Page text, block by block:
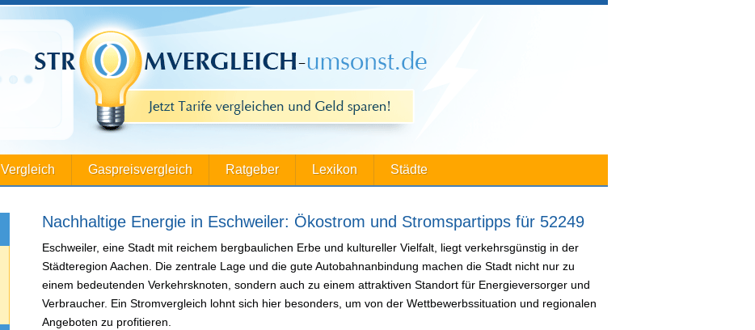
Vergleich Gaspreisvergleich Ratgeber Lexikon Städte
Nachhaltige Energie in Eschweiler: Ökostrom und Stromspartipps für 52249
Eschweiler, eine Stadt mit reichem bergbaulichen Erbe und kultureller Vielfalt, liegt verkehrsgünstig in der
Städteregion Aachen. Die zentrale Lage und die gute Autobahnanbindung machen die Stadt nicht nur zu
einem bedeutenden Verkehrsknoten, sondern auch zu einem attraktiven Standort für Energieversorger und
Verbraucher. Ein Stromvergleich lohnt sich hier besonders, um von der Wettbewerbssituation und regionalen
Angeboten zu profitieren.